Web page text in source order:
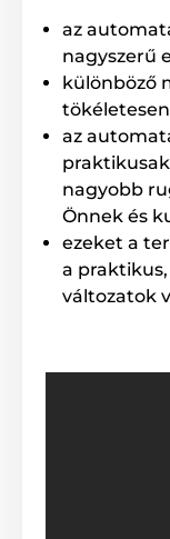
Rendkívül
gabalyodik
A Reedog
gabalyodik
gyártásához
kiemelkedő
az
nagyszerű
különböző
az
nagyobb
Önnek és
ezeket a
a
változatok